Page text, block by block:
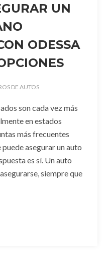
UN
ODESSA
DE AUTOS
son cada vez más
en estados
más frecuentes
asegurar un auto
es sí. Un auto
siempre que